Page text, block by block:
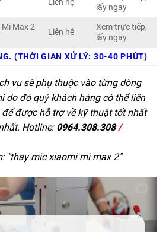
lấy ngay
Max 2
Liên hệ
Xem trực tiếp,
lấy ngay
(THỜI GIAN XỬ LÝ: 30-40 PHÚT)
vụ sẽ phụ thuộc vào từng dòng
do đó quý khách hàng có thể liên
được hỗ trợ về kỹ thuật tốt nhất
Hotline: 0964.308.308/
"thay mic xiaomi mi max 2"